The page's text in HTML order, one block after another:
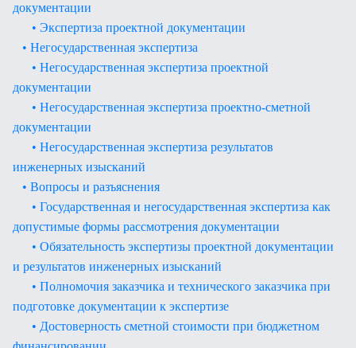
документации
• Экспертиза проектной документации
• Негосударственная экспертиза
• Негосударственная экспертиза проектной
документации
• Негосударственная экспертиза проектно-сметной
документации
• Негосударственная экспертиза результатов
инженерных изысканий
• Вопросы и разъяснения
• Государственная и негосударственная экспертиза как
допустимые формы рассмотрения документации
• Обязательность экспертизы проектной документации
и результатов инженерных изысканий
• Полномочия заказчика и технического заказчика при
подготовке документации к экспертизе
• Достоверность сметной стоимости при бюджетном